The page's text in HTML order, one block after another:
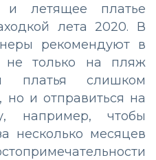
и летящее платье
лета 2020. В
рекомендуют в
не только на пляж
платья слишком
но и отправиться на
например, чтобы
несколько месяцев